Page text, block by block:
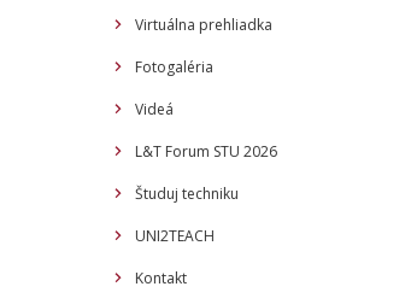
Virtuálna prehliadka
Fotogaléria
Videá
L&T Forum STU 2026
Študuj techniku
UNI2TEACH
Kontakt